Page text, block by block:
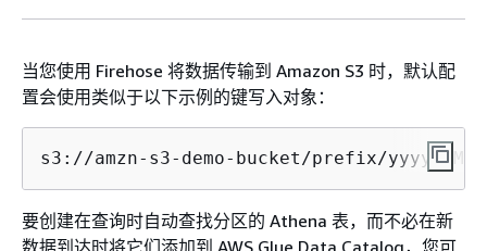
当您使用 Firehose 将数据传输到 Amazon S3 时，默认配
置会使用类似于以下示例的键写入对象：
s3://amzn-s3-demo-bucket/prefix/yyyy/
要创建在查询时自动查找分区的 Athena 表，而不必在新
数据到达时将它们添加到 AWS Glue Data Catalog，您可